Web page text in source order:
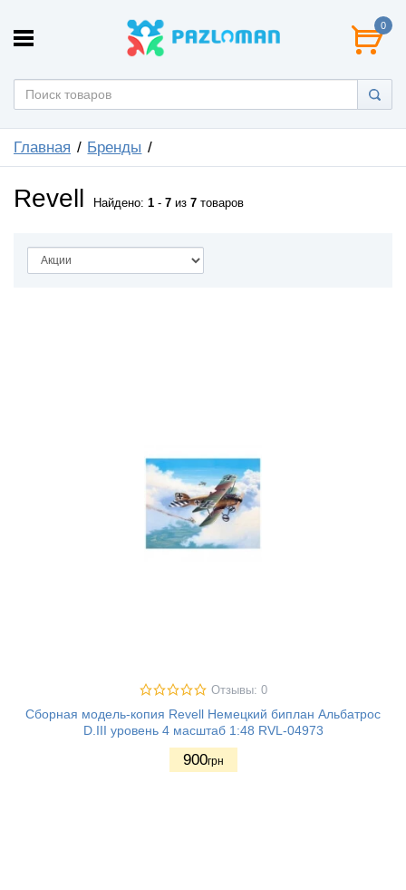
0
Главная Бренды
Revell Найдено: 1 - 7 из 7 товаров
Отзывы: 0
Сборная модель-копия Revell Немецкий биплан Альбатрос
D.III уровень 4 масштаб 1:48 RVL-04973
900грн